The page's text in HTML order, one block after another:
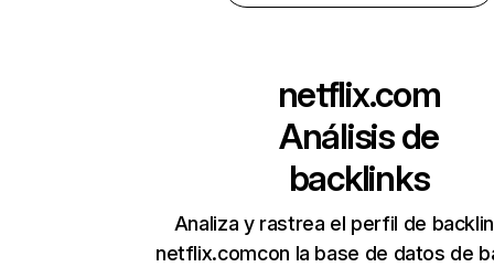
netflix.com
Análisis de
backlinks
Analiza y rastrea el perfil de
netflix.comcon la base de datos de